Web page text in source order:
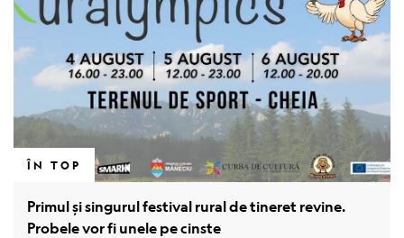
ÎN TOP
Primul și singurul festival rural de tineret revine.
Probele vor fi unele pe cinste